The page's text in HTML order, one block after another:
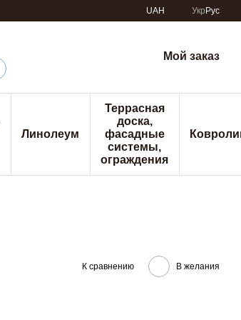
UAH Укр Рус
Мой заказ
Линолеум
Террасная
доска,
фасадные
системы,
ограждения
К сравнению В желания